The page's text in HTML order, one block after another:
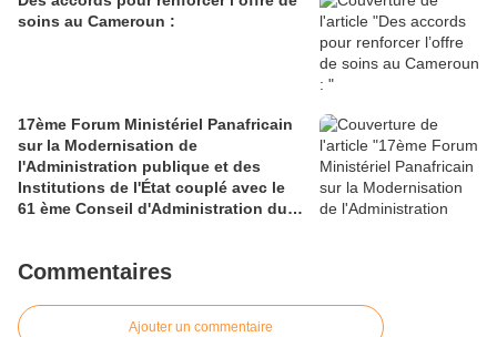
soins au Cameroun :
17ème Forum Ministériel Panafricain
sur la Modernisation de
l'Administration publique et des
Institutions de l'État couplé avec le
61 ème Conseil d'Administration du
Commentaires
Ajouter un commentaire